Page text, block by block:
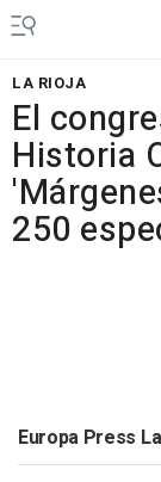
LA RIOJA
El
Historia
250
Europa Press